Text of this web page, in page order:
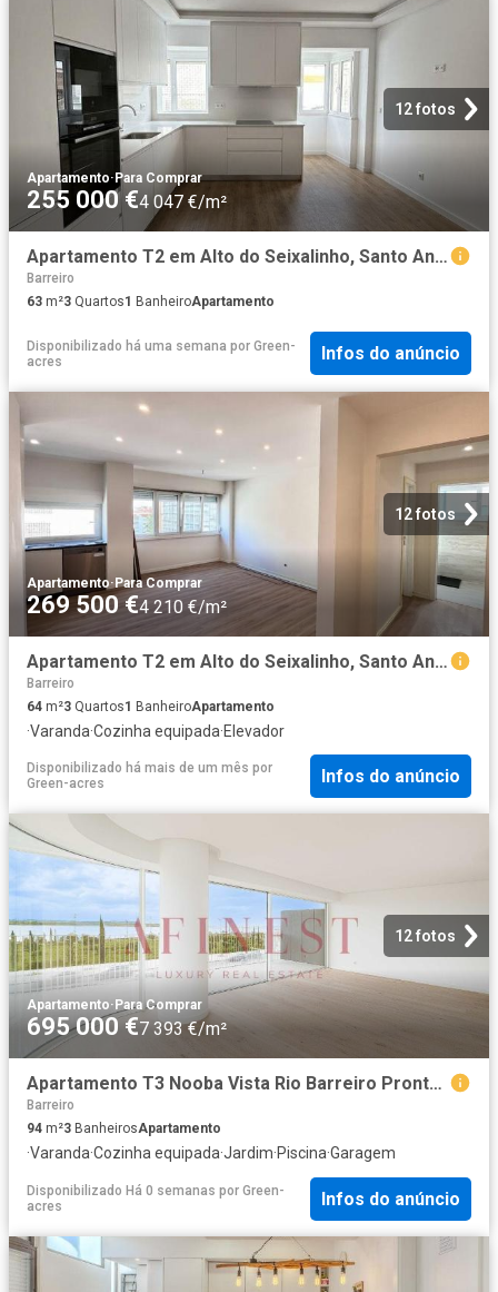
12 fotos
Apartamento· Para Comprar
255 000 €4 047 €/m²
Apartamento T2 em Alto do Seixalinho, Santo André e Verderen. 63m² Barreiro e Verderena
Barreiro
63 m²3 Quartos1 BanheiroApartamento
Disponibilizado há uma semana por Green-
acres
Infos do anúncio
12 fotos
Apartamento·Para Comprar
269 500 €4 210 €/m²
Apartamento T2 em Alto do Seixalinho, Santo André e Verderen. 64m² Barreiro e Verderena
Barreiro
64 m²3 Quartos1 BanheiroApartamento
·Varanda·Cozinha equipada·Elevador
Disponibilizado há mais de um mês por
Green-acres
Infos do anúncio
12 fotos
Apartamento· Para Comprar
695 000 €7 393 €/m²
Apartamento T3 Nooba Vista Rio Barreiro Pronto E Como No. 94m² Alto do Seixalinho e Lavradio
Barreiro
94 m²3 BanheirosApartamento
·Varanda·Cozinha equipada·Jardim·Piscina·Garagem
Disponibilizado Há 0 semanas por Green-
acres
Infos do anúncio